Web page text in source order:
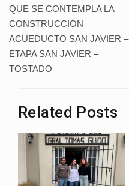
QUE SE CONTEMPLA LA
CONSTRUCCIÓN
ACUEDUCTO SAN JAVIER –
ETAPA SAN JAVIER –
TOSTADO
Related Posts